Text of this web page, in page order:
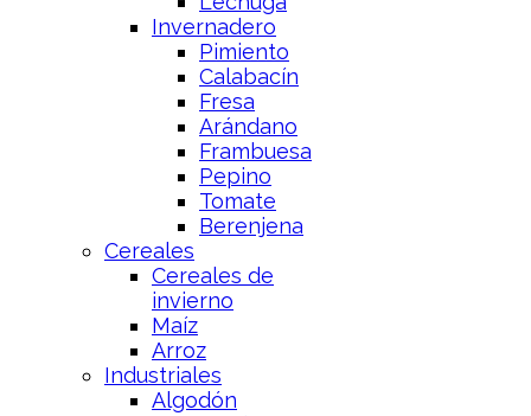
Invernadero
Pimiento
Calabacín
Fresa
Arándano
Frambuesa
Pepino
Tomate
Berenjena
Cereales
Cereales de
invierno
Maíz
Arroz
Industriales
Algodón